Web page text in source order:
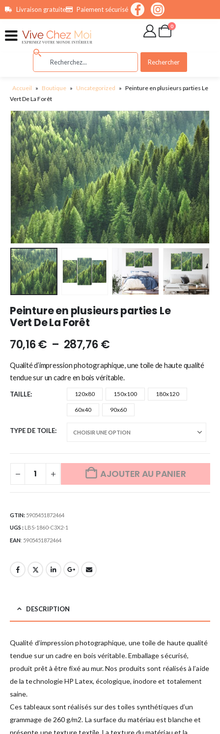
principalLivraison gratuite Paiement sécurisé
0
Rechercher
Accueil » Boutique » Uncategorized » Peinture en plusieurs parties Le
Vert De La Forêt
Peinture en plusieurs parties Le
Vert De La Forêt
70,16€ – 287,76€
Qualité d’impression photographique, une toile de haute qualité
tendue sur un cadre en bois véritable.
TAILLE 120x80 150x100 180x120
60x40 90x60
TYPE DE TOILE
AJOUTER AU PANIER
GTIN: 5905451872464
UGS : LBS-1860-C3X2-1
EAN: 5905451872464
DESCRIPTION
Qualité d’impression photographique, une toile de haute qualité
tendue sur un cadre en bois véritable. Emballage sécurisé,
produit prêt à être fixé au mur. Nos produits sont réalisés à l’aide
de la technologie HP Latex, écologique, inodore et totalement
saine.
Ces tableaux sont réalisés sur des toiles synthétiques d’un
grammage de 260 g/m2. La surface du matériau est blanche et
présente une texture textile. La texture du matériau et la